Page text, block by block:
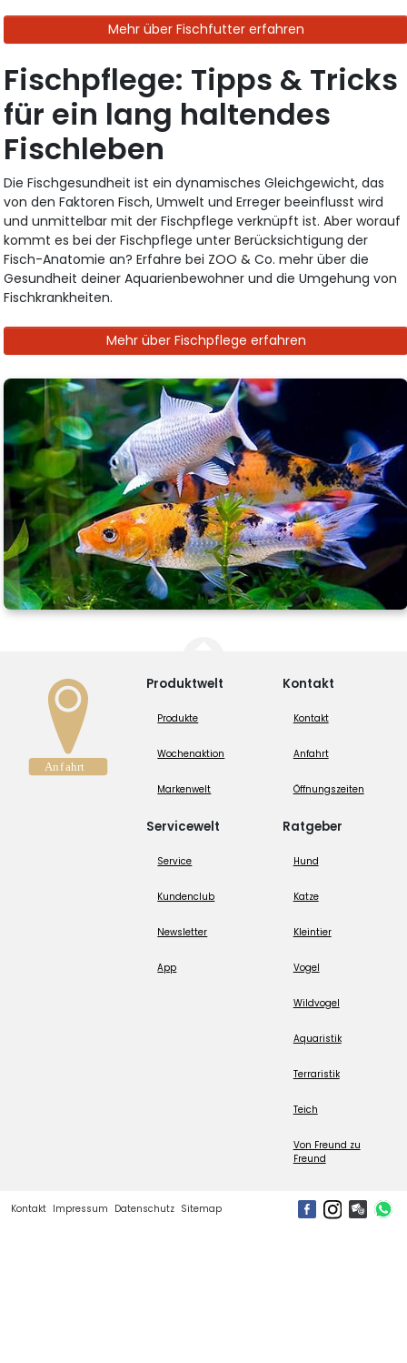
Mehr über Fischfutter erfahren
Fischpflege: Tipps & Tricks
für ein lang haltendes
Fischleben
Die Fischgesundheit ist ein dynamisches Gleichgewicht, das
von den Faktoren Fisch, Umwelt und Erreger beeinflusst wird
und unmittelbar mit der Fischpflege verknüpft ist. Aber worauf
kommt es bei der Fischpflege unter Berücksichtigung der
Fisch-Anatomie an? Erfahre bei ZOO & Co. mehr über die
Gesundheit deiner Aquarienbewohner und die Umgehung von
Fischkrankheiten.
Mehr über Fischpflege erfahren
Produktwelt
Produkte
Wochenaktion
Markenwelt
Servicewelt
Service
Kundenclub
Newsletter
App
Kontakt
Kontakt
Anfahrt
Öffnungszeiten
Ratgeber
Hund
Katze
Kleintier
Vogel
Wildvogel
Aquaristik
Terraristik
Teich
Von Freund zu
Freund
Kontakt Impressum Datenschutz Sitemap